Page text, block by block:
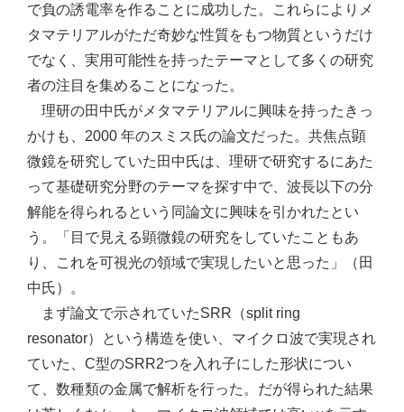
で負の誘電率を作ることに成功した。これらによりメ
タマテリアルがただ奇妙な性質をもつ物質というだけ
でなく、実用可能性を持ったテーマとして多くの研究
者の注目を集めることになった。
理研の田中氏がメタマテリアルに興味を持ったきっ
かけも、2000 年のスミス氏の論文だった。共焦点顕
微鏡を研究していた田中氏は、理研で研究するにあた
って基礎研究分野のテーマを探す中で、波長以下の分
解能を得られるという同論文に興味を引かれたとい
う。「目で見える顕微鏡の研究をしていたこともあ
り、これを可視光の領域で実現したいと思った」（田
中氏）。
まず論文で示されていたSRR（split ring
resonator）という構造を使い、マイクロ波で実現され
ていた、C型のSRR2つを入れ子にした形状につい
て、数種類の金属で解析を行った。だが得られた結果